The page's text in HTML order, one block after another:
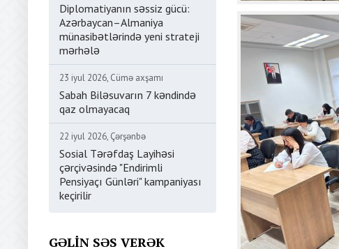
Diplomatiyanın səssiz gücü:
Azərbaycan–Almaniya
münasibətlərində yeni strateji
mərhələ
23 iyul 2026, Cümə axşamı
Sabah Biləsuvarın 7 kəndində
qaz olmayacaq
22 iyul 2026, Çərşənbə
Sosial Tərəfdaş Layihəsi
çərçivəsində "Endirimli
Pensiyaçı Günləri" kampaniyası
keçirilir
GƏLIN SƏS VERƏK